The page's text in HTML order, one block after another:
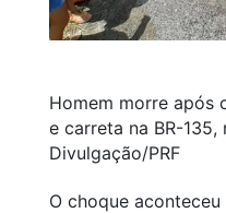
Homem morre após
e carreta na BR-
Divulgação/PRF
O choque